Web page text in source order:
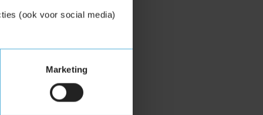
(ook voor social media)
Marketing